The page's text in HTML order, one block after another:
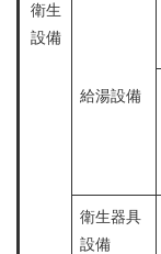
衛生
設備
給湯設備
衛生器具
設備